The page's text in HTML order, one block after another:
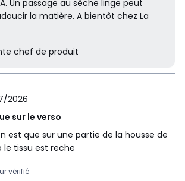
Un passage au sèche linge peut
la matière. A bientôt chez La
chef de produit
2026
sur le verso
est que sur une partie de la housse de
tissu est reche
vérifié